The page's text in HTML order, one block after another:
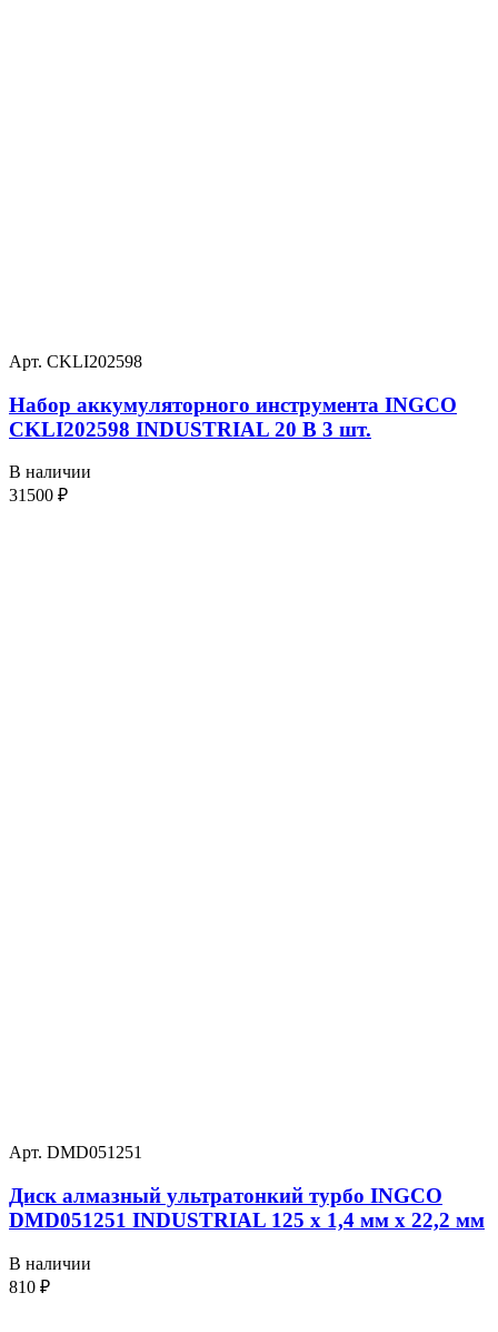
Арт. CKLI202598
Набор аккумуляторного инструмента INGCO
CKLI202598 INDUSTRIAL 20 В 3 шт.
В наличии
31500 ₽
Арт. DMD051251
Диск алмазный ультратонкий турбо INGCO
DMD051251 INDUSTRIAL 125 х 1,4 мм x 22,2 мм
В наличии
810 ₽